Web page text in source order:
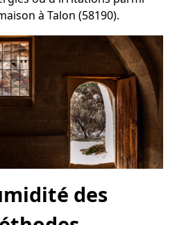
à Talon (58190).
des